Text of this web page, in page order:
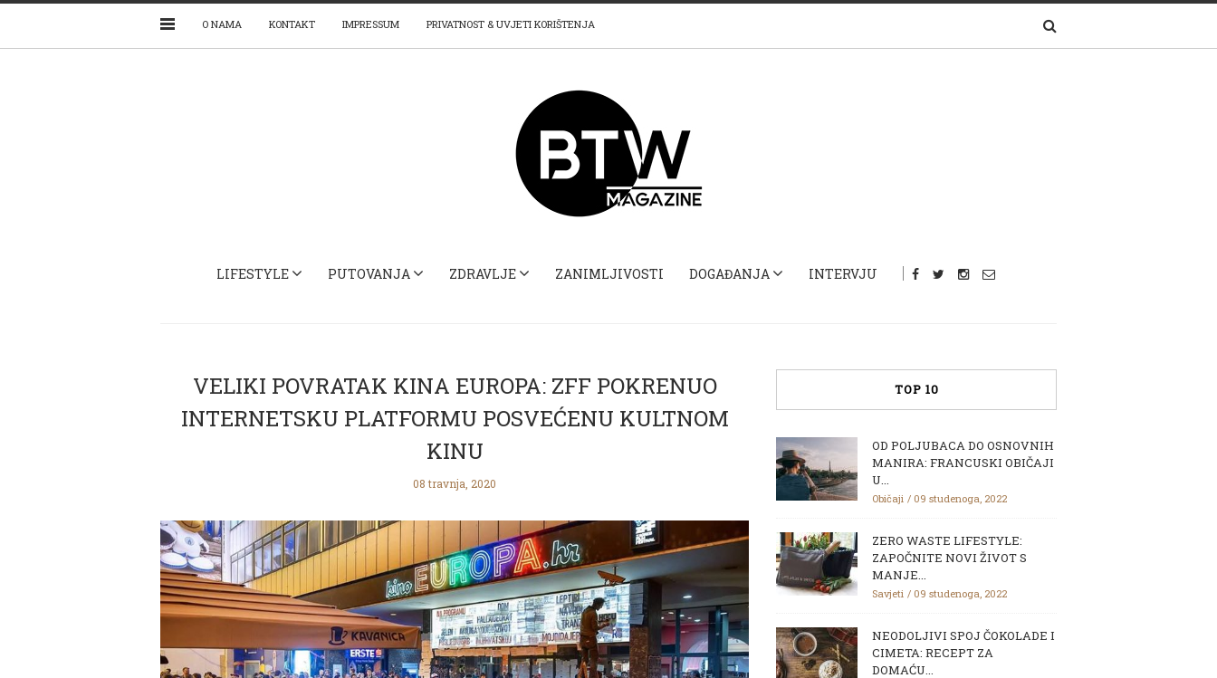
O NAMA KONTAKT IMPRESSUM PRIVATNOST & UVJETI KORIŠTENJA
LIFESTYLE PUTOVANJA ZDRAVLJE ZANIMLJIVOSTI DOGAĐANJA INTERVJU
VELIKI POVRATAK KINA EUROPA: ZFF POKRENUO
INTERNETSKU PLATFORMU POSVEĆENU KULTNOM
KINU
08 travnja, 2020
TOP 10
OD POLJUBACA DO OSNOVNIH
MANIRA: FRANCUSKI OBIČAJI
U...
Običaji 09 studenoga, 2022
ZERO WASTE LIFESTYLE:
ZAPOČNITE NOVI ŽIVOT S
MANJE...
Savjeti 09 studenoga, 2022
NEODOLJIVI SPOJ ČOKOLADE I
CIMETA: RECEPT ZA
DOMAĆU...